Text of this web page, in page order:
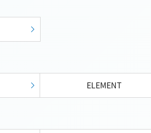
ELEMENT